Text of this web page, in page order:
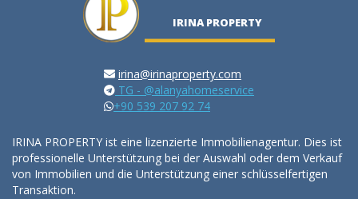
IRINA PROPERTY
irina@irinaproperty.com
TG - @alanyahomeservice
+90 539 207 92 74
IRINA PROPERTY ist eine lizenzierte Immobilienagentur. Dies ist
professionelle Unterstützung bei der Auswahl oder dem Verkauf
von Immobilien und die Unterstützung einer schlüsselfertigen
Transaktion.